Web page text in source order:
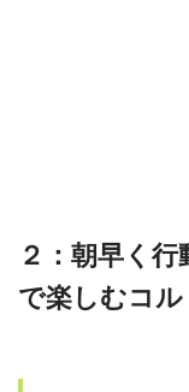
２：朝早く
で楽しむコ